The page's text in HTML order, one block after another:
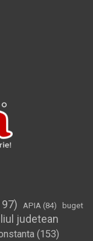
APIA (84)
buget
judetean
(153)